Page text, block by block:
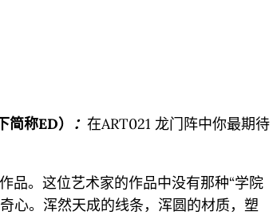
称ED） ： 在ART021 龙门阵中你最期待
品。这位艺术家的作品中没有那种“学院
心。浑然天成的线条，浑圆的材质，塑